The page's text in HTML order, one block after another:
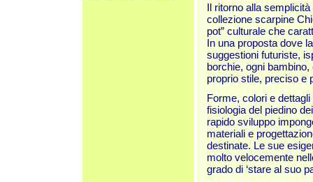
Il ritorno alla
collezione scarpine
pot” culturale che
In una proposta dove
suggestioni futuriste,
borchie, ogni
proprio stile, preciso e
Forme, colori e
fisiologia del piedino
rapido sviluppo
materiali e
destinate. Le sue
molto velocemente
grado di ‘stare al suo